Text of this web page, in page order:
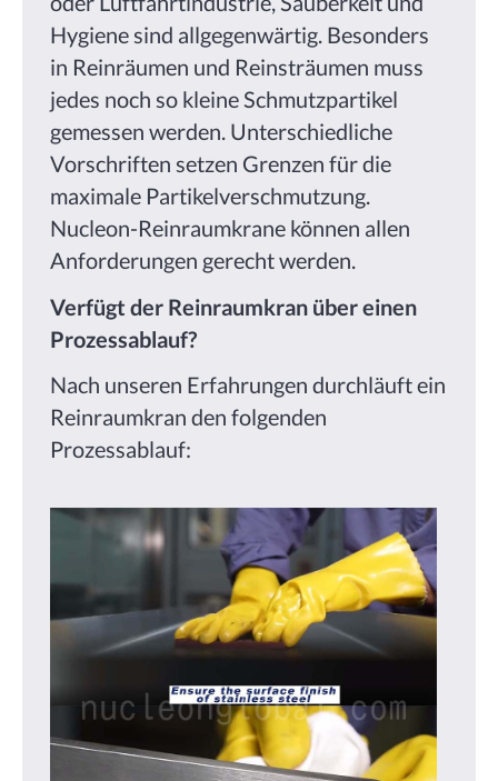
Hygiene sind allgegenwärtig. Besonders
in Reinräumen und Reinsträumen muss
jedes noch so kleine Schmutzpartikel
gemessen werden. Unterschiedliche
Vorschriften setzen Grenzen für die
maximale Partikelverschmutzung.
Nucleon-Reinraumkrane können allen
Anforderungen gerecht werden.
Verfügt der Reinraumkran über einen
Prozessablauf?
Nach unseren Erfahrungen durchläuft ein
Reinraumkran den folgenden
Prozessablauf: